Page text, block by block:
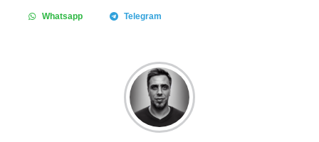
Whatsapp Telegram